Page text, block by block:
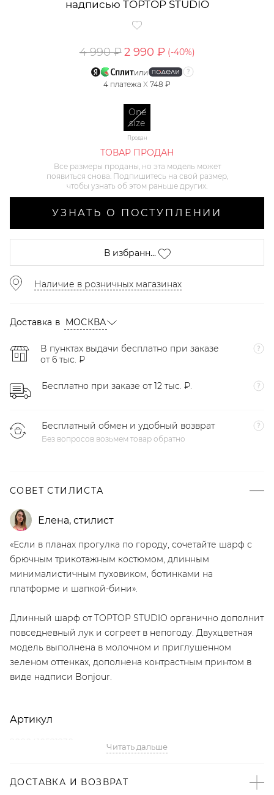
надписью TOPTOP STUDIO
4 990 ₽ 2 990 ₽ (-40%)
или
4 платежа X 748 ₽
One
size
Продан
ТОВАР ПРОДАН
Все размеры проданы, но эта модель может
появиться снова. Подпишитесь на свой размер,
чтобы узнать об этом раньше других.
УЗНАТЬ О ПОСТУПЛЕНИИ
В избранн...
Наличие в розничных магазинах
Доставка в МОСКВА
В пунктах выдачи бесплатно при заказе
от 6 тыс. ₽
Бесплатно при заказе от 12 тыс. ₽.
Бесплатный обмен и удобный возврат
Без вопросов возьмем товар обратно
СОВЕТ СТИЛИСТА
Елена, стилист
«Если в планах прогулка по городу, сочетайте шарф с
брючным трикотажным костюмом, длинным
минималистичным пуховиком, ботинками на
платформе и шапкой-бини».
Длинный шарф от TOPTOP STUDIO органично дополнит
повседневный лук и согреет в непогоду. Двухцветная
модель выполнена в молочном и приглушенном
зеленом оттенках, дополнена контрастным принтом в
виде надписи Bonjour.
Артикул
2000410521230 Читать дальше
ДОСТАВКА И ВОЗВРАТ